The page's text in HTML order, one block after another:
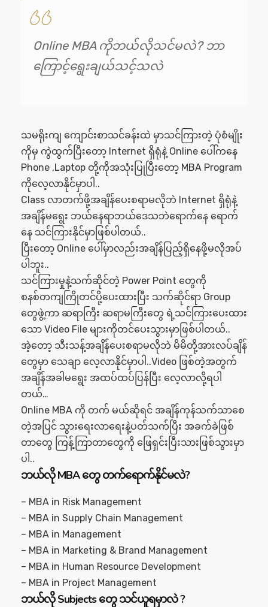
Online MBA ကိုဘယ်လိုသင်မလဲ? ဘာ
ကြောင့်ရွေးချယ်သင့်သလဲ
သမရိုးကျ ကျောင်းစာသင်ခန်းထဲ မှာသင်ကြားတဲ့ ပုံစံမျိုး
ကိုမှ ကွဲထွက်ပြီးတော့ Internet ရှိရုံနဲ့ Online ပေါ်ကနေ
Phone ,Laptop တို့ကိုအသုံးပြုပြီးတော့ MBA Program
ကိုလေ့လာနိုင်မှာပါ..
Class လာတက်ဖို့အချိန်ပေးစရာမလိုဘဲ Internet ရှိရုံနဲ့
အချိန်မရွေး ဘယ်နေရာဘယ်ဒေသဘဲရောက်နေ ရောက်
နေ သင်ကြားနိုင်မှာဖြစ်ပါတယ်..
ပြီးတော့ Online ပေါ်မှာလည်းအချိန်ပြည့်ရှိနေဖို့မလိုအပ်
ပါဘူး..
သင်ကြားမှုနဲ့သက်ဆိုင်တဲ့ Power Point တွေကို
စနစ်တကျကြိုတင်ပို့ပေးထားပြီး သက်ဆိုင်ရာ Group
တွေဖွဲ့ကာ ဆရာကြီး ဆရာမကြီးတွေ ရဲ့သင်ကြားပေးထား
သော Video File များကိုတင်ပေးသွားမှာဖြစ်ပါတယ်..
အဲ့တော့ သီးသန့်အချိန်ပေးစရာမလိုဘဲ မိမိတို့အားလပ်ချိန်
တွေမှာ သေချာ လေ့လာနိုင်မှာပါ..Video ဖြစ်တဲ့အတွက်
အချိန်အခါမရွေး အထပ်ထပ်ပြန်ပြီး လေ့လာလို့ရပါ
တယ်…
Online MBA ကို တက် မယ်ဆိုရင် အချိန်ကုန်သက်သာစေ
တဲ့အပြင် သွားရေးလာရေးနဲ့ပတ်သက်ပြီး အခက်ခဲဖြစ်
တာတွေ ကြန့်ကြာတာတွေကို ဖြေရှင်းပြီးသားဖြစ်သွားမှာ
ပါ..
ဘယ်လို MBA တွေ တက်ရောက်နိုင်မလဲ?
– MBA in Risk Management
– MBA in Supply Chain Management
– MBA in Management
– MBA in Marketing & Brand Management
– MBA in Human Resource Development
– MBA in Project Management
ဘယ်လို Subjects တွေ သင်ယူရမှာလဲ ?